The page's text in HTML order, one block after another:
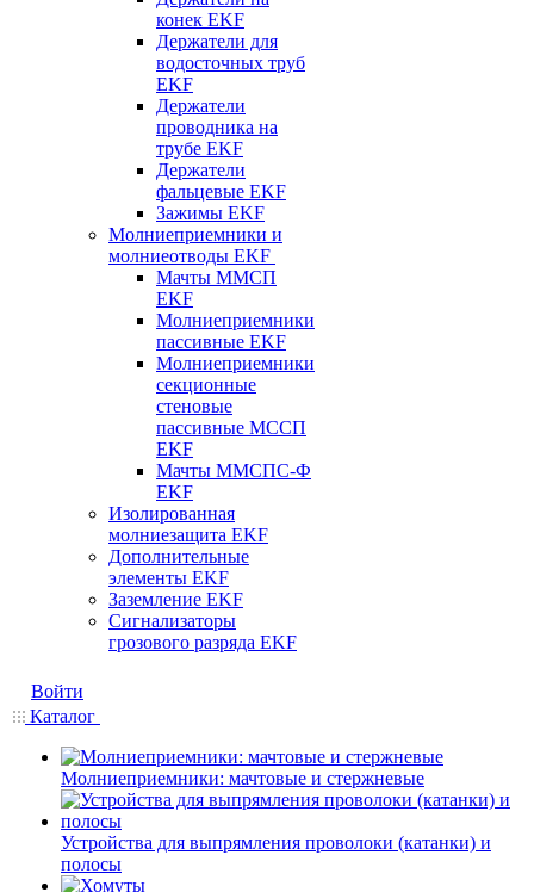
конек EKF
Держатели для
водосточных труб
EKF
Держатели
проводника на
трубе EKF
Держатели
фальцевые EKF
Зажимы EKF
Молниеприемники и
молниеотводы EKF
Мачты ММСП
EKF
Молниеприемники
пассивные EKF
Молниеприемники
секционные
стеновые
пассивные МССП
EKF
Мачты ММСПС-Ф
EKF
Изолированная
молниезащита EKF
Дополнительные
элементы EKF
Заземление EKF
Сигнализаторы
грозового разряда EKF
Войти
Каталог
Молниеприемники: мачтовые и стержневые
Устройства для выпрямления проволоки (катанки) и
полосы